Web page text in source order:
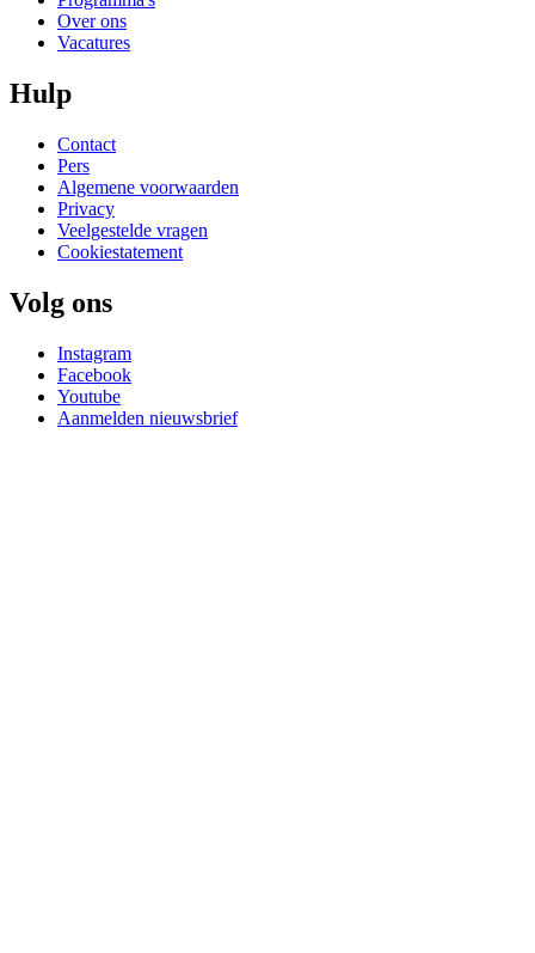
Over ons
Vacatures
Hulp
Contact
Pers
Algemene voorwaarden
Privacy
Veelgestelde vragen
Cookiestatement
Volg ons
Instagram
Facebook
Youtube
Aanmelden nieuwsbrief